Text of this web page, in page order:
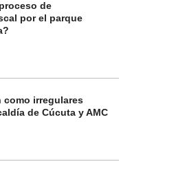
de
por el parque
como irregulares
de Cúcuta y AMC